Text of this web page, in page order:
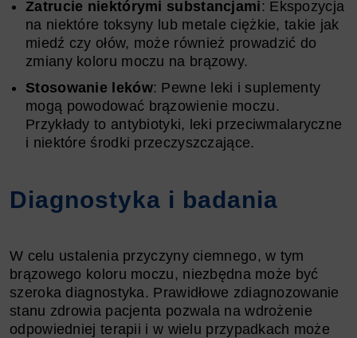
Zatrucie niektórymi substancjami: Ekspozycja
na niektóre toksyny lub metale ciężkie, takie jak
miedź czy ołów, może również prowadzić do
zmiany koloru moczu na brązowy.
Stosowanie leków: Pewne leki i suplementy
mogą powodować brązowienie moczu.
Przykłady to antybiotyki, leki przeciwmalaryczne
i niektóre środki przeczyszczające.
Diagnostyka i badania
W celu ustalenia przyczyny ciemnego, w tym
brązowego koloru moczu, niezbędna może być
szeroka diagnostyka. Prawidłowe zdiagnozowanie
stanu zdrowia pacjenta pozwala na wdrożenie
odpowiedniej terapii i w wielu przypadkach może